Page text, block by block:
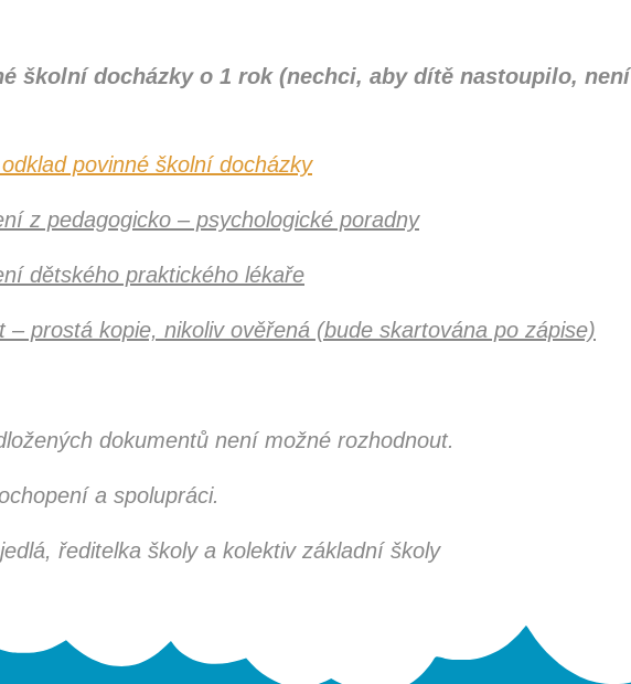
školní docházky o 1 rok (nechci, aby dítě nastoupilo, není
povinné školní docházky
z pedagogicko – psychologické poradny
dětského praktického lékaře
– prostá kopie, nikoliv ověřená (bude skartována po zápise)
dokumentů není možné rozhodnout.
a spolupráci.
ředitelka školy a kolektiv základní školy